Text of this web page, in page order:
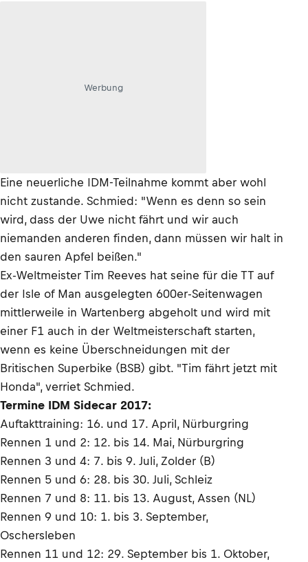
Werbung
Eine neuerliche IDM-Teilnahme kommt aber wohl
nicht zustande. Schmied: "Wenn es denn so sein
wird, dass der Uwe nicht fährt und wir auch
niemanden anderen finden, dann müssen wir halt in
den sauren Apfel beißen."
Ex-Weltmeister Tim Reeves hat seine für die TT auf
der Isle of Man ausgelegten 600er-Seitenwagen
mittlerweile in Wartenberg abgeholt und wird mit
einer F1 auch in der Weltmeisterschaft starten,
wenn es keine Überschneidungen mit der
Britischen Superbike (BSB) gibt. "Tim fährt jetzt mit
Honda", verriet Schmied.
Termine IDM Sidecar 2017:
Auftakttraining: 16. und 17. April, Nürburgring
Rennen 1 und 2: 12. bis 14. Mai, Nürburgring
Rennen 3 und 4: 7. bis 9. Juli, Zolder (B)
Rennen 5 und 6: 28. bis 30. Juli, Schleiz
Rennen 7 und 8: 11. bis 13. August, Assen (NL)
Rennen 9 und 10: 1. bis 3. September,
Oschersleben
Rennen 11 und 12: 29. September bis 1. Oktober,